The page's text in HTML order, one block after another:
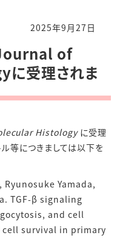
2025年9月27日
of
受理されま
Histology に受理
ル等につきましては以下を
Yamada,
TGF-β signaling
and cell
survival in primary